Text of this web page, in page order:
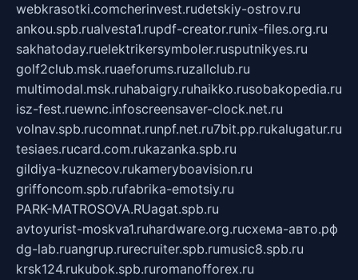
webkrasotki.comcherinvest.rudetskiy-ostrov.ru
ankou.spb.rualvesta1.rupdf-creator.runix-files.org.ru
sakhatoday.ruelektrikersymboler.rusputnikyes.ru
golf2club.msk.ruaeforums.ruzallclub.ru
multimodal.msk.ruhabaigry.ruhaikko.rusobakopedia.ru
isz-fest.ruewnc.infoscreensaver-clock.net.ru
volnav.spb.rucomnat.runpf.net.ru7bit.pp.rukalugatur.ru
tesiaes.rucard.com.rukazanka.spb.ru
gildiya-kuznecov.rukameryboavision.ru
griffoncom.spb.rufabrika-emotsiy.ru
PARK-MATROSOVA.RUagat.spb.ru
avtoyurist-moskva1.ruhardware.org.ruсхема-авто.рф
dg-lab.ruangrup.rurecruiter.spb.rumusic8.spb.ru
krsk124.rukubok.spb.ruromanofforex.ru